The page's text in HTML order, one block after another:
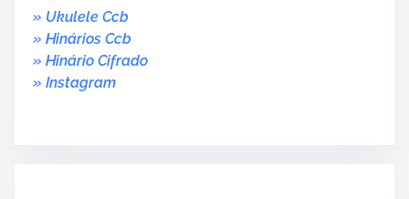
» Ukulele Ccb
» Hinários Ccb
» Hinário Cifrado
» Instagram